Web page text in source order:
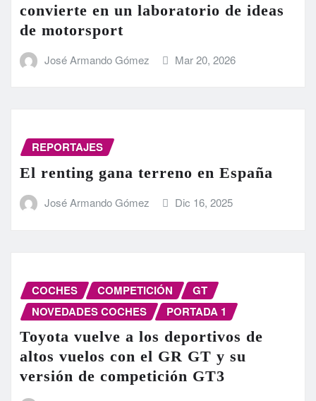
convierte en un laboratorio de ideas
de motorsport
José Armando Gómez Mar 20, 2026
REPORTAJES
El renting gana terreno en España
José Armando Gómez Dic 16, 2025
COCHES COMPETICIÓN
GT
NOVEDADES COCHES
PORTADA 1
Toyota vuelve a los deportivos de
altos vuelos con el GR GT y su
versión de competición GT3